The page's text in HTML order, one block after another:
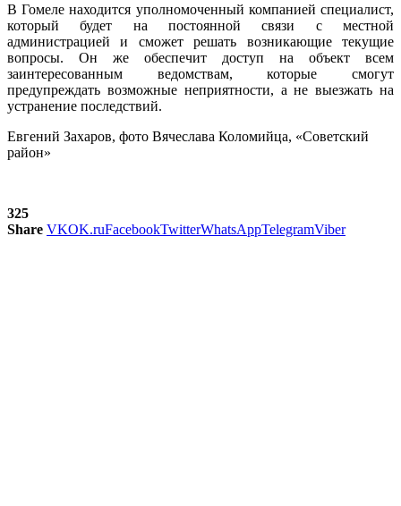
В Гомеле находится уполномоченный компанией специалист,
который будет на постоянной связи с местной
администрацией и сможет решать возникающие текущие
вопросы. Он же обеспечит доступ на объект всем
заинтересованным ведомствам, которые смогут
предупреждать возможные неприятности, а не выезжать на
устранение последствий.
Евгений Захаров, фото Вячеслава Коломийца, «Советский
район»
325
Share VKOK.ruFacebookTwitterWhatsAppTelegramViber